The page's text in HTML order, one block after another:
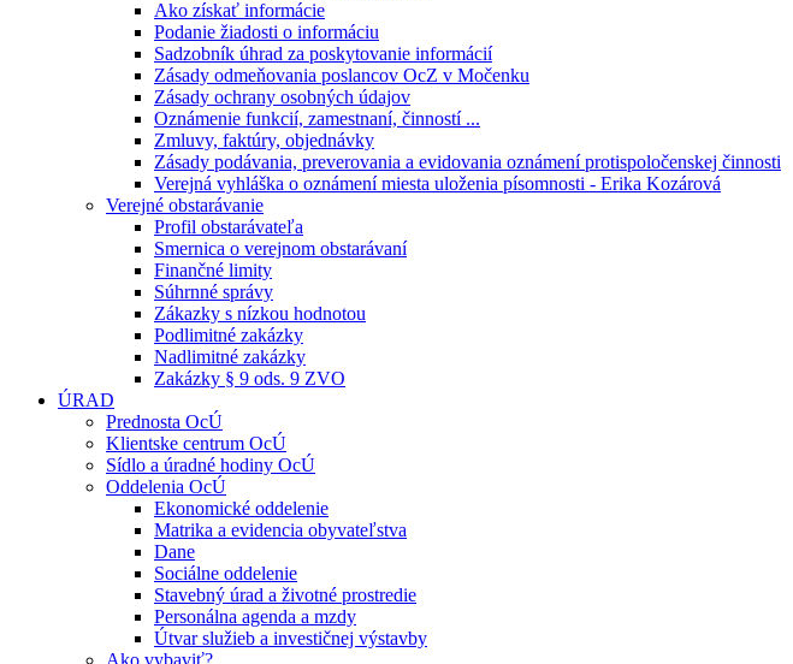
Ako získať informácie
Podanie žiadosti o informáciu
Sadzobník úhrad za poskytovanie informácií
Zásady odmeňovania poslancov OcZ v Močenku
Zásady ochrany osobných údajov
Oznámenie funkcií, zamestnaní, činností ...
Zmluvy, faktúry, objednávky
Zásady podávania, preverovania a evidovania oznámení protispoločenskej činnosti
Verejná vyhláška o oznámení miesta uloženia písomnosti - Erika Kozárová
Verejné obstarávanie
Profil obstarávateľa
Smernica o verejnom obstarávaní
Finančné limity
Súhrnné správy
Zákazky s nízkou hodnotou
Podlimitné zakázky
Nadlimitné zakázky
Zakázky § 9 ods. 9 ZVO
ÚRAD
Prednosta OcÚ
Klientske centrum OcÚ
Sídlo a úradné hodiny OcÚ
Oddelenia OcÚ
Ekonomické oddelenie
Matrika a evidencia obyvateľstva
Dane
Sociálne oddelenie
Stavebný úrad a životné prostredie
Personálna agenda a mzdy
Útvar služieb a investičnej výstavby
Ako vybaviť?